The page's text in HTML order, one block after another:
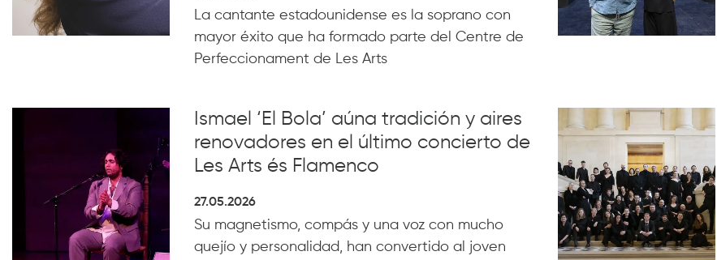
La cantante estadounidense es la soprano con
mayor éxito que ha formado parte del Centre de
Perfeccionament de Les Arts
Ismael ‘El Bola’ aúna tradición y aires
renovadores en el último concierto de
Les Arts és Flamenco
27.05.2026
Su magnetismo, compás y una voz con mucho
quejío y personalidad, han convertido al joven